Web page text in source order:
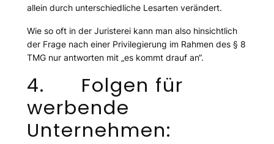
allein durch unterschiedliche Lesarten verändert.
Wie so oft in der Juristerei kann man also hinsichtlich
der Frage nach einer Privilegierung im Rahmen des § 8
TMG nur antworten mit „es kommt drauf an“.
4. Folgen für
werbende
Unternehmen: